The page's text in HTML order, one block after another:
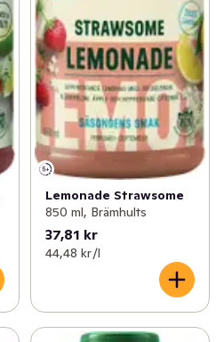
Lemonade Strawsome
850 ml, Brämhults
37,81 kr
44,48 kr /l